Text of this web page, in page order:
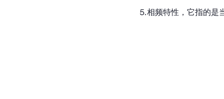
⒌相频特性，它指的是